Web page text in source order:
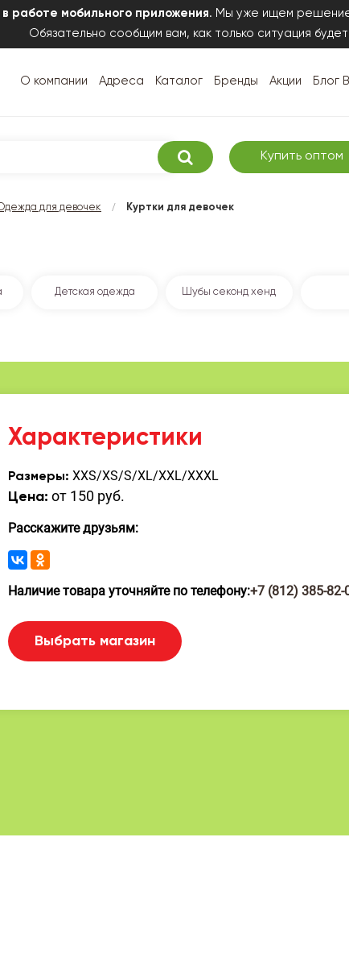
работе мобильного приложения. Мы уже ищем решение
Обязательно сообщим вам, как только ситуация будет
О компании Адреса Каталог Бренды Акции Блог
Купить оптом
для девочек / Куртки для девочек
Детская одежда Шубы секонд хенд
Характеристики
Размеры: XXS/XS/S/XL/XXL/XXXL
Цена: от 150 руб.
Расскажите друзьям:
Наличие товара уточняйте по телефону:+7 (812) 385-82-
Выбрать магазин